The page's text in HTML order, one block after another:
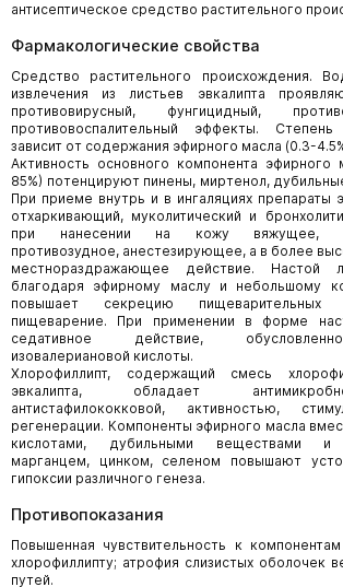
антисептическое средство растительного
Фармакологические свойства
Средство растительного происхождения.
извлечения из листьев эвкалипта
противовирусный, фунгицидный,
противовоспалительный эффекты.
зависит от содержания эфирного масла (0.3-
Активность основного компонента эфирного
85%) потенцируют пинены, миртенол,
При приеме внутрь и в ингаляциях препараты
отхаркивающий, муколитический и
при нанесении на кожу вяжущее,
противозудное, анестезирующее, а в более
местнораздражающее действие. Настой
благодаря эфирному маслу и небольшому
повышает секрецию пищеварительных
пищеварение. При применении в форме
седативное действие,
изовалериановой кислоты.
Хлорофиллипт, содержащий смесь
эвкалипта, обладает
антистафилококковой, активностью,
регенерации. Компоненты эфирного масла
кислотами, дубильными веществами и
марганцем, цинком, селеном повышают
гипоксии различного генеза.
Противопоказания
Повышенная чувствительность к
хлорофиллипту; атрофия слизистых оболочек
путей.